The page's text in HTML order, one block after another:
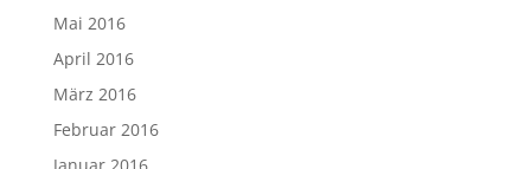
Mai 2016
April 2016
März 2016
Februar 2016